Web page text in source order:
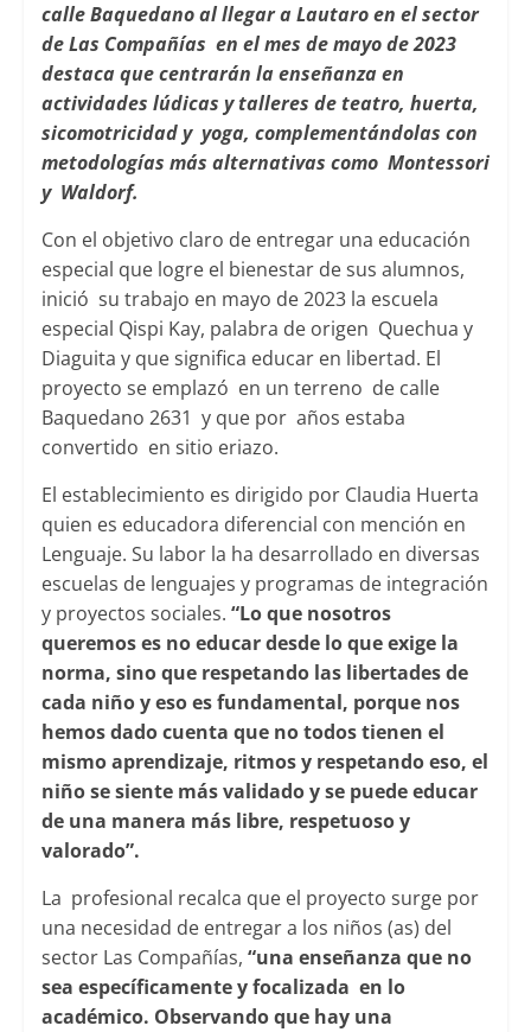
calle Baquedano al llegar a Lautaro en el sector
de Las Compañías en el mes de mayo de 2023
destaca que centrarán la enseñanza en
actividades lúdicas y talleres de teatro, huerta,
sicomotricidad y yoga, complementándolas con
metodologías más alternativas como Montessori
y Waldorf.
Con el objetivo claro de entregar una educación
especial que logre el bienestar de sus alumnos,
inició su trabajo en mayo de 2023 la escuela
especial Qispi Kay, palabra de origen Quechua y
Diaguita y que significa educar en libertad. El
proyecto se emplazó en un terreno de calle
Baquedano 2631 y que por años estaba
convertido en sitio eriazo.
El establecimiento es dirigido por Claudia Huerta
quien es educadora diferencial con mención en
Lenguaje. Su labor la ha desarrollado en diversas
escuelas de lenguajes y programas de integración
y proyectos sociales. “Lo que nosotros
queremos es no educar desde lo que exige la
norma, sino que respetando las libertades de
cada niño y eso es fundamental, porque nos
hemos dado cuenta que no todos tienen el
mismo aprendizaje, ritmos y respetando eso, el
niño se siente más validado y se puede educar
de una manera más libre, respetuoso y
valorado”.
La profesional recalca que el proyecto surge por
una necesidad de entregar a los niños (as) del
sector Las Compañías, “una enseñanza que no
sea específicamente y focalizada en lo
académico. Observando que hay una